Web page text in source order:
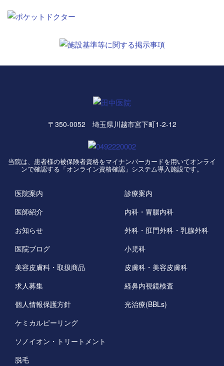
〒350-0052 埼玉県川越市宮下町1-2-12
当院は、患者様の被保険者資格をマイナンバーカードを用いてオンライ
ンで確認する「オンライン資格確認」システム導入施設です。
医院案内
医師紹介
お知らせ
医院ブログ
美容皮膚科・取扱商品
求人募集
個人情報保護方針
診療案内
内科・胃腸内科
外科・肛門外科・乳腺外科
小児科
皮膚科・美容皮膚科
経鼻内視鏡検査
光治療(BBLs)
ケミカルピーリング
ソノイオン・トリートメント
脱毛